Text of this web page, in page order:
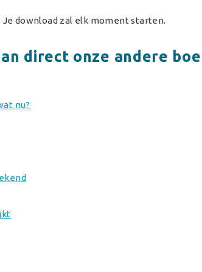
download zal elk moment starten.
direct onze andere
nu?